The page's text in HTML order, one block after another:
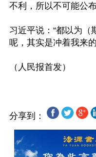
不利，所以不可能公布
习近平说：“都以为（
呢，其实是冲着我来
分享到：